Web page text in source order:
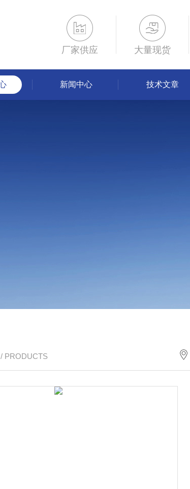
厂家供应 大量现货
新闻中心 技术文章
/ PRODUCTS